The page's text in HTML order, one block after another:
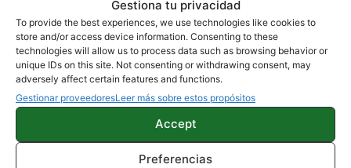
Gestiona tu privacidad
To provide the best experiences, we use technologies like cookies to
store and/or access device information. Consenting to these
technologies will allow us to process data such as browsing behavior or
unique IDs on this site. Not consenting or withdrawing consent, may
adversely affect certain features and functions.
Gestionar proveedoresLeer más sobre estos propósitos
Accept
Preferencias
mejoras